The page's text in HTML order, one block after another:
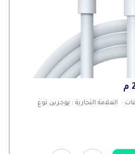
أيفون 2 م المواصفات : العلامة التجارية : يوجرين نوع